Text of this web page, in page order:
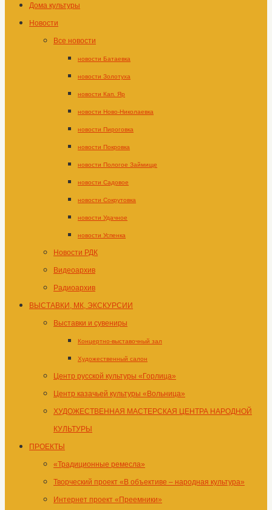
Дома культуры
Новости
Все новости
новости Батаевка
новости Золотуха
новости Кап. Яр
новости Ново-Николаевка
новости Пироговка
новости Покровка
новости Пологое Займище
новости Садовое
новости Сокрутовка
новости Удачное
новости Успенка
Новости РДК
Видеоархив
Радиоархив
ВЫСТАВКИ, МК, ЭКСКУРСИИ
Выставки и сувениры
Концертно-выставочный зал
Художественный салон
Центр русской культуры «Горлица»
Центр казачьей культуры «Вольница»
ХУДОЖЕСТВЕННАЯ МАСТЕРСКАЯ ЦЕНТРА НАРОДНОЙ
КУЛЬТУРЫ
ПРОЕКТЫ
«Традиционные ремесла»
Творческий проект «В объективе – народная культура»
Интернет проект «Преемники»